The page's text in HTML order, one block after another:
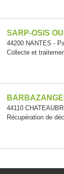
SARP-OSIS
44200 NANTES -
Collecte et
44110
Récupération de